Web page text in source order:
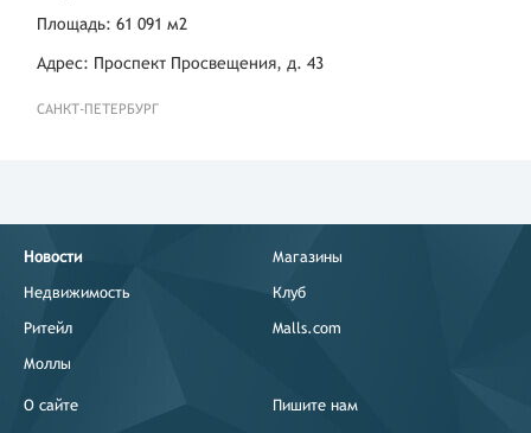
Площадь: 61 091 м2
Адрес: Проспект Просвещения, д. 43
САНКТ-ПЕТЕРБУРГ
Новости
Недвижимость
Ритейл
Моллы
Магазины
Клуб
Malls.com
О сайте
Пишите нам